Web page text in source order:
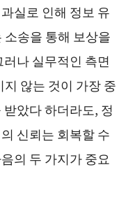
실로 인해 정보 유
송을 통해 보상을
나 실무적인 측면
않는 것이 가장 중
았다 하더라도, 정
신뢰는 회복할 수
의 두 가지가 중요